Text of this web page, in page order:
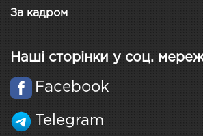
За кадром
Наші сторінки у соц.
Facebook
Telegram